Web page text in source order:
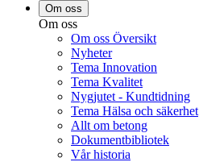
Om oss
Om oss
Om oss Översikt
Nyheter
Tema Innovation
Tema Kvalitet
Nygjutet - Kundtidning
Tema Hälsa och säkerhet
Allt om betong
Dokumentbibliotek
Vår historia